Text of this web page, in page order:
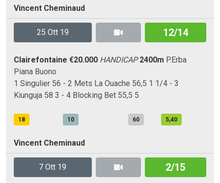
Vincent Cheminaud
25 Ott 19 12/14
Clairefontaine €20.000 HANDICAP 2400m P.Erba
Piana Buono
1 Singulier 56 - 2 Mets La Ouache 56,5 1 1/4 - 3
Kiunguja 58 3 - 4 Blocking Bet 55,5 5
18 10 60 5,40
Vincent Cheminaud
7 Ott 19 2/15